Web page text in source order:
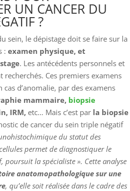
UN CANCER DU
?
sein, le dépistage doit se faire sur la
: examen physique, et
. Les antécédents personnels et
Ces premiers examens
d’anomalie, par des examens
mammaire, biopsie
IRM, etc… Mais c’est par la biopsie
de cancer du sein triple négatif
du statut des
permet de diagnostiquer le
la spécialiste ». Cette analyse
anatomopathologique sur une
, qu’elle soit réalisée dans le cadre des